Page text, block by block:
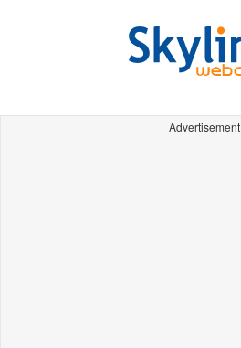
Advertisement